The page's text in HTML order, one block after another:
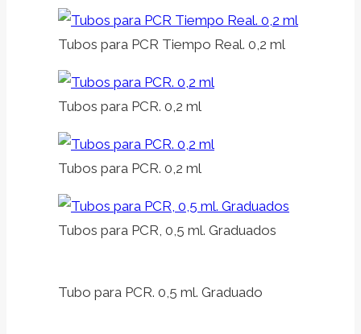
Tubos para PCR Tiempo Real. 0,2 ml
Tubos para PCR. 0,2 ml
Tubos para PCR. 0,2 ml
Tubos para PCR, 0,5 ml. Graduados
Tubo para PCR. 0,5 ml. Graduado